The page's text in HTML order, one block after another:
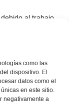
como las
dispositivo. El
datos como el
en este sitio.
negativamente a
al trabajo
que esto